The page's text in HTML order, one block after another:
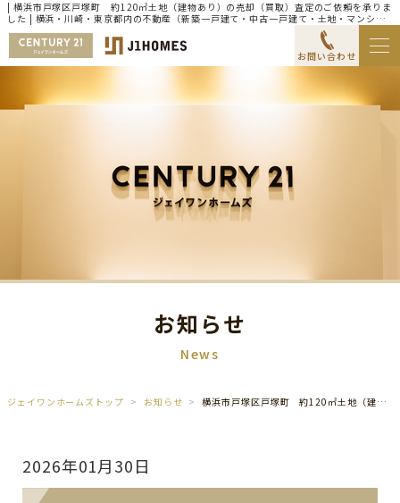
| 横浜市戸塚区戸塚町 約120㎡土地（建物あり）の売却（買取）査定のご依頼を承りま
した | 横浜・川崎・東京都内の不動産（新築一戸建て・中古一戸建て・土地・マンショ
ン）ならセンチュリー21ジェイワンホームズ
お問い合わせ
お知らせ
News
ジェイワンホームズトップ お知らせ 横浜市戸塚区戸塚町 約120㎡土地（建物あり）の売却（買取）査定のご依頼を承りました
2026年01月30日